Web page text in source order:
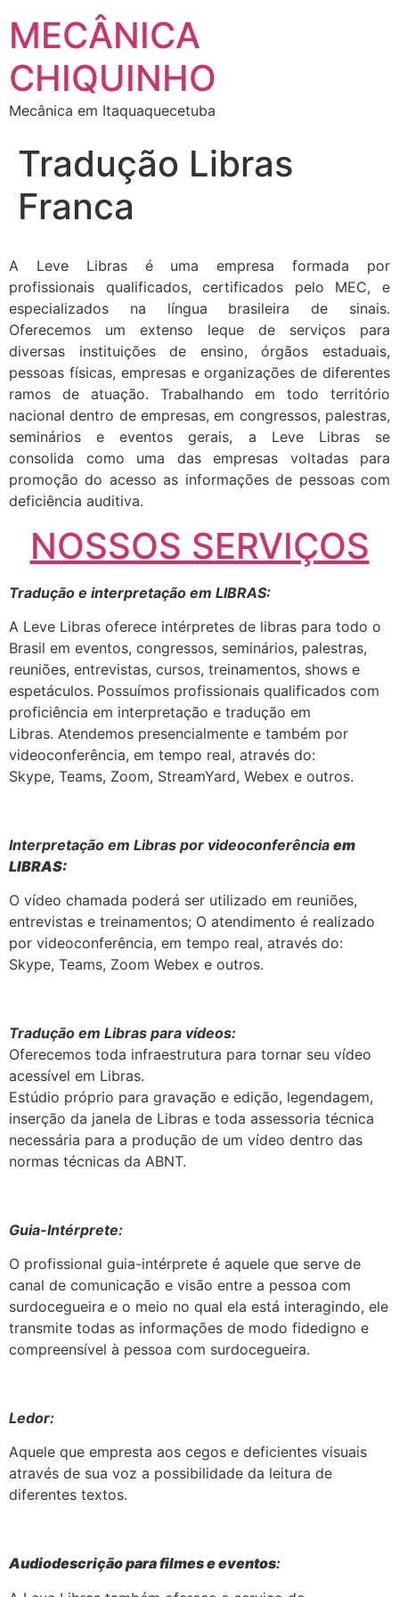
MECÂNICA
CHIQUINHO
Mecânica em Itaquaquecetuba
Tradução Libras
Franca
A Leve Libras é uma empresa formada por
profissionais qualificados, certificados pelo MEC, e
especializados na língua brasileira de sinais.
Oferecemos um extenso leque de serviços para
diversas instituições de ensino, órgãos estaduais,
pessoas físicas, empresas e organizações de diferentes
ramos de atuação. Trabalhando em todo território
nacional dentro de empresas, em congressos, palestras,
seminários e eventos gerais, a Leve Libras se
consolida como uma das empresas voltadas para
promoção do acesso as informações de pessoas com
deficiência auditiva.
NOSSOS SERVIÇOS
Tradução e interpretação em LIBRAS:
A Leve Libras oferece intérpretes de libras para todo o
Brasil em eventos, congressos, seminários, palestras,
reuniões, entrevistas, cursos, treinamentos, shows e
espetáculos. Possuímos profissionais qualificados com
proficiência em interpretação e tradução em
Libras. Atendemos presencialmente e também por
videoconferência, em tempo real, através do:
Skype, Teams, Zoom, StreamYard, Webex e outros.
Interpretação em Libras por videoconferência em
LIBRAS:
O vídeo chamada poderá ser utilizado em reuniões,
entrevistas e treinamentos; O atendimento é realizado
por videoconferência, em tempo real, através do:
Skype, Teams, Zoom Webex e outros.
Tradução em Libras para vídeos:
Oferecemos toda infraestrutura para tornar seu vídeo
acessível em Libras.
Estúdio próprio para gravação e edição, legendagem,
inserção da janela de Libras e toda assessoria técnica
necessária para a produção de um vídeo dentro das
normas técnicas da ABNT.
Guia-Intérprete:
O profissional guia-intérprete é aquele que serve de
canal de comunicação e visão entre a pessoa com
surdocegueira e o meio no qual ela está interagindo, ele
transmite todas as informações de modo fidedigno e
compreensível à pessoa com surdocegueira.
Ledor:
Aquele que empresta aos cegos e deficientes visuais
através de sua voz a possibilidade da leitura de
diferentes textos.
Audiodescrição para filmes e eventos: